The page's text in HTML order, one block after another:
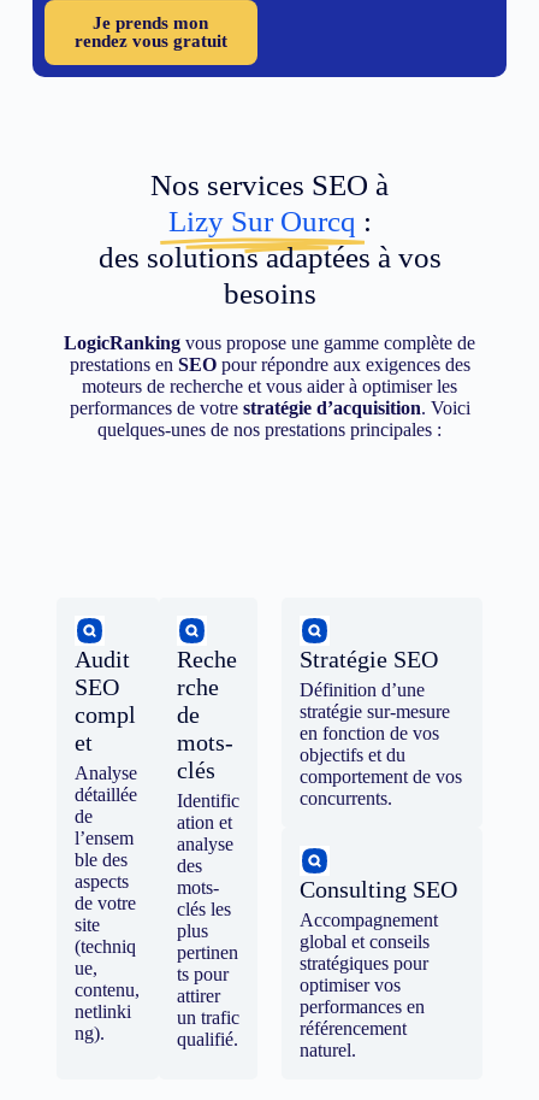
Je prends mon
rendez vous gratuit
Nos services SEO à
Lizy Sur Ourcq :
des solutions adaptées à vos
besoins
LogicRanking vous propose une gamme complète de
prestations en SEOpour répondre aux exigences des
moteurs de recherche et vous aider à optimiser les
performances de votre stratégie d’acquisition. Voici
quelques-unes de nos prestations principales :
Audit
SEO
compl
et
Analyse
détaillée
de
l’ensem
ble des
aspects
de votre
site
(techniq
ue,
contenu,
netlinki
ng).
Reche
rche
de
mots-
clés
Identific
ation et
analyse
des
mots-
clés les
plus
pertinen
ts pour
attirer
un trafic
qualifié.
Stratégie SEO
Définition d’une
stratégie sur-mesure
en fonction de vos
objectifs et du
comportement de vos
concurrents.
Consulting SEO
Accompagnement
global et conseils
stratégiques pour
optimiser vos
performances en
référencement
naturel.